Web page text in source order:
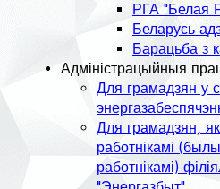
РГА "Белая
Беларусь
Барацьба з
Адміністрацыйныя
Для грамадзян у
Для грамадзян,
работнікамі
работнікамі)